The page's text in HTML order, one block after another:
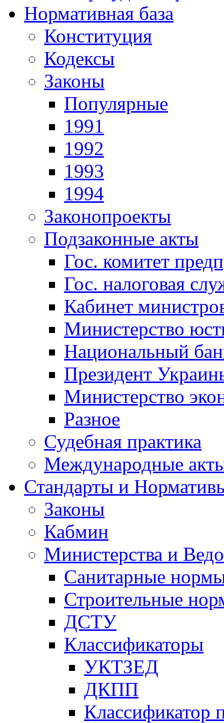
Нормативная база
Конституция
Кодексы
Законы
Популярные
1991
1992
1993
1994
Законопроекты
Подзаконные акты
Гос. комитет
Гос. налоговая
Кабинет
Министерство
Национальный
Президент
Министерство
Разное
Судебная практика
Международные
Стандарты и
Законы
Кабмин
Министерства и
Санитарные
Строительные
ДСТУ
Классификаторы
УКТЗЕД
ДКПП
Классификатор